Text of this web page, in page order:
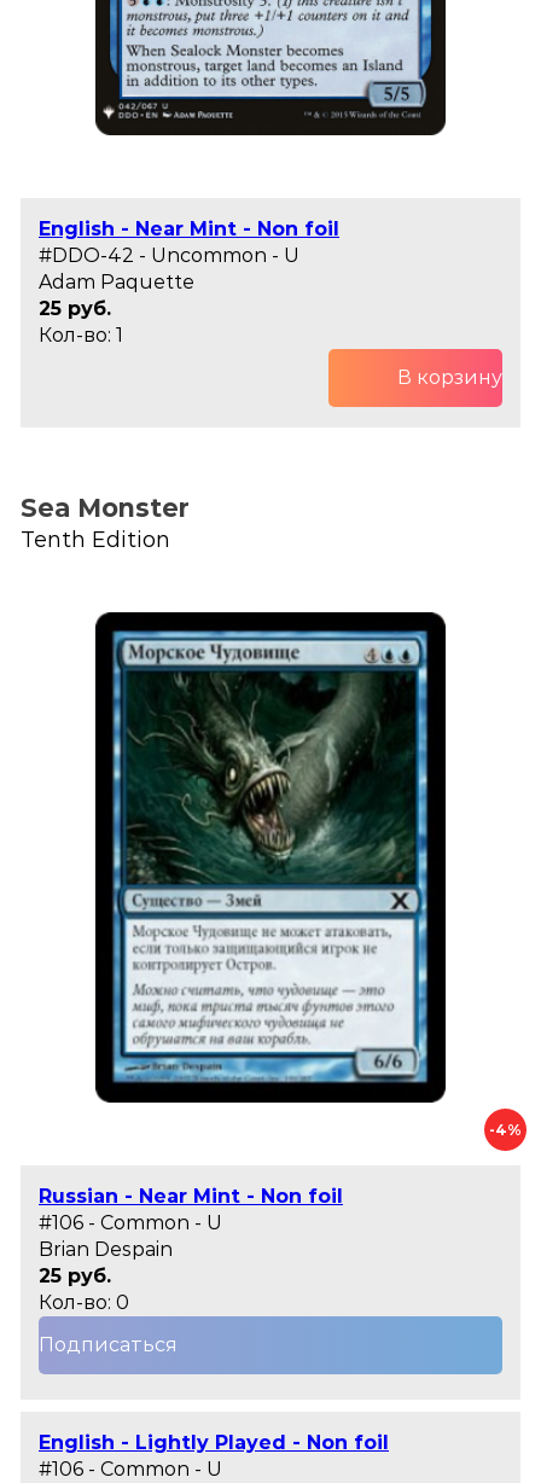
English - Near Mint - Non foil
#DDO-42 - Uncommon - U
Adam Paquette
25 руб.
Кол-во: 1
В корзину
Sea Monster
Tenth Edition
-4%
Russian - Near Mint - Non foil
#106 - Common - U
Brian Despain
25 руб.
Кол-во: 0
Подписаться
English - Lightly Played - Non foil
#106 - Common - U